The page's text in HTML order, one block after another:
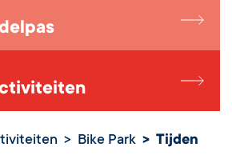
Bike Park
Tijden